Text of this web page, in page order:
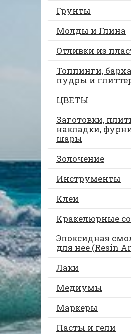
Грунты
Молды и Глина
Отливки из
Топпинги,
пудры и
ЦВЕТЫ
Заготовки,
накладки,
шары
Золочение
Инструменты
Клеи
Кракелюрные
Эпоксидная
для нее (Resin
Лаки
Медиумы
Маркеры
Пасты и гели